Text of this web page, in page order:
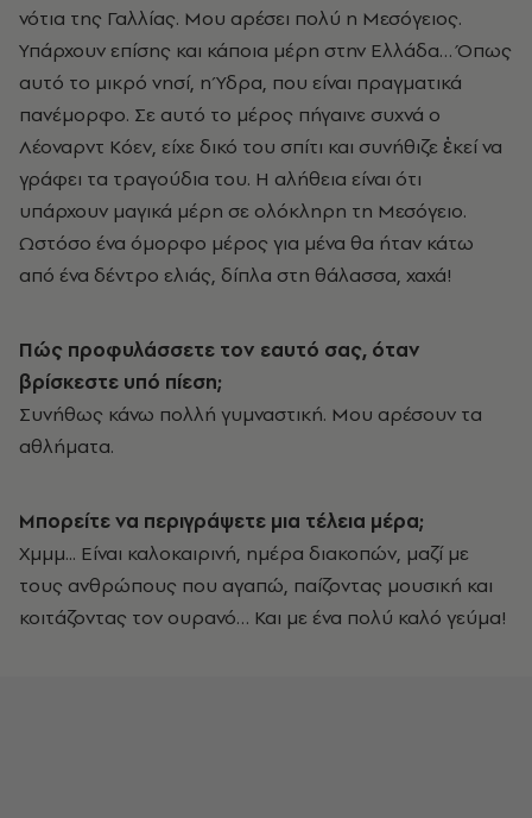
νότια της Γαλλίας. Μου αρέσει πολύ η Μεσόγειος.
Υπάρχουν επίσης και κάποια μέρη στην Ελλάδα… Όπως
αυτό το μικρό νησί, η Ύδρα, που είναι πραγματικά
πανέμορφο. Σε αυτό το μέρος πήγαινε συχνά ο
Λέοναρντ Κόεν, είχε δικό του σπίτι και συνήθιζε ἐκεί να
γράφει τα τραγούδια του. Η αλήθεια είναι ότι
υπάρχουν μαγικά μέρη σε ολόκληρη τη Μεσόγειο.
Ωστόσο ένα όμορφο μέρος για μένα θα ήταν κάτω
από ένα δέντρο ελιάς, δίπλα στη θάλασσα, χαχά!
Πώς προφυλάσσετε τον εαυτό σας, όταν
βρίσκεστε υπό πίεση;
Συνήθως κάνω πολλή γυμναστική. Μου αρέσουν τα
αθλήματα.
Μπορείτε να περιγράψετε μια τέλεια μέρα;
Χμμμ... Είναι καλοκαιρινή, ημέρα διακοπών, μαζί με
τους ανθρώπους που αγαπώ, παίζοντας μουσική και
κοιτάζοντας τον ουρανό… Και με ένα πολύ καλό γεύμα!